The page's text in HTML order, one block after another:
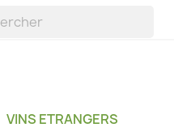
VINS ETRANGERS